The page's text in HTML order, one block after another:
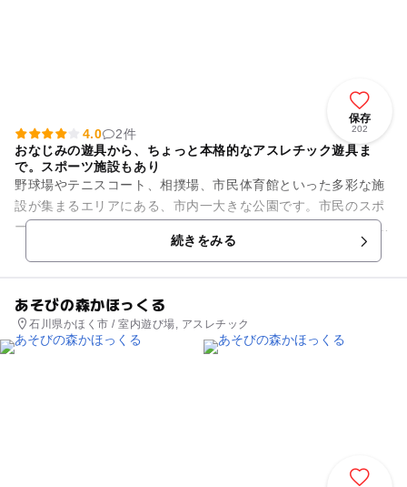
保存
202
4.0
2件
おなじみの遊具から、ちょっと本格的なアスレチック遊具ま
で。スポーツ施設もあり
野球場やテニスコート、相撲場、市民体育館といった多彩な施
設が集まるエリアにある、市内一大きな公園です。市民のスポ
ーツ活動の中心となっていて、多くの人でにぎわいます。 園内
続きをみる
あそびの森かほっくる
石川県かほく市 / 室内遊び場, アスレチック